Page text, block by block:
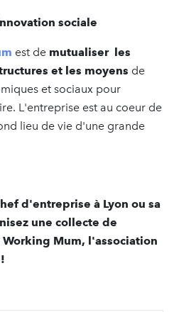
sociale
est de mutualiser les
et les moyens de
et sociaux pour
L'entreprise est au coeur de
lieu de vie d'une grande
d'entreprise à Lyon ou sa
une collecte de
Mum, l'association